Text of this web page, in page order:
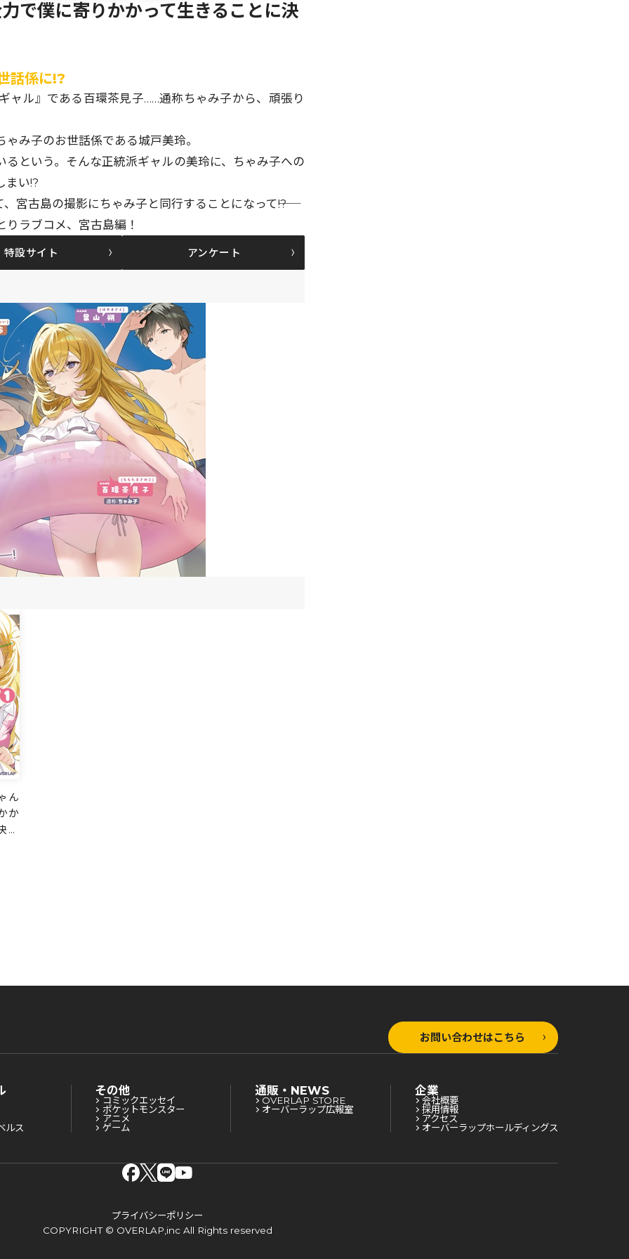
で僕に寄りかかって生きることに決
話係に!?
ャル』である百環茶見子……通称ちゃみ子から、頑張り
み子のお世話係である城戸美玲。
という。そんな正統派ギャルの美玲に、ちゃみ子への
まい!?
宮古島の撮影にちゃみ子と同行することになって――!?
ラブコメ、宮古島編！
特設サイト アンケート
ん
か
め
お問い合わせはこちら
ルス
その他
コミックエッセイ
ポケットモンスター
アニメ
ゲーム
通販・NEWS
OVERLAP STORE
オーバーラップ広報室
企業
会社概要
採用情報
アクセス
オーバーラップホールディングス
プライバシーポリシー
COPYRIGHT © OVERLAP,inc All Rights reserved